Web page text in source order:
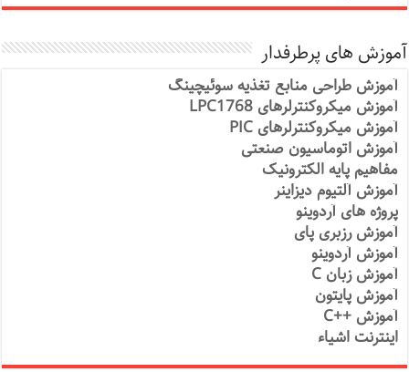
آموزش های پرطرفدار
آموزش طراحی منابع تغذیه سوئیچینگ
آموزش میکروکنترلرهای LPC1768
آموزش میکروکنترلرهای PIC
آموزش اتوماسیون صنعتی
مفاهیم پایه الکترونیک
آموزش آلتیوم دیزاینر
پروژه های آردوینو
آموزش رزبری پای
آموزش آردوینو
آموزش زبان C
آموزش پایتون
آموزش ++C
اینترنت اشیاء